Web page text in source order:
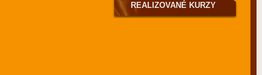
REALIZOVANÉ KURZY